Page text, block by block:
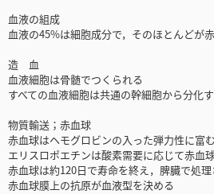
血液の組成
血液の45%は細胞成分で，そのほとんどが
造 血
血液細胞は骨髄でつくられる
すべての血液細胞は共通の幹細胞から分化
物質輸送；赤血球
赤血球はヘモグロビンの入った弾力性に富
エリスロポエチンは酸素需要に応じて赤血
赤血球は約120日で寿命を終え，脾臓で処理
赤血球膜上の抗原が血液型を決める